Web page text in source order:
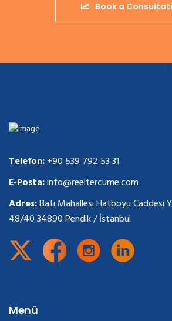
Book a
Telefon:+90 539 792 53 31
E-Posta:info@reeltercume.com
Adres:Batı Mahallesi Hatboyu Caddesi
48/40 34890 Pendik / İstanbul
Menü